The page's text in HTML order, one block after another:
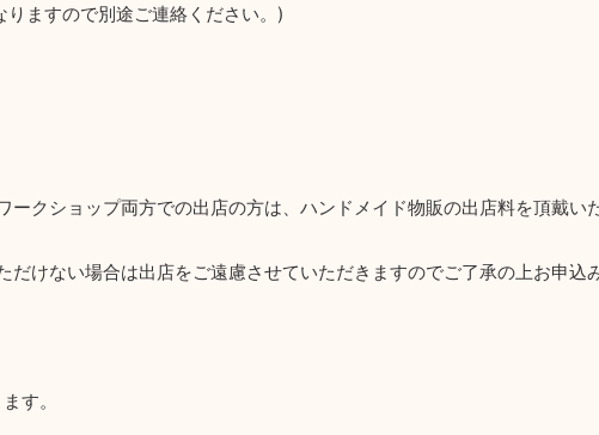
りますので別途ご連絡ください。)
ークショップ両方での出店の方は、ハンドメイド物販の出店料を頂戴い
だけない場合は出店をご遠慮させていただきますのでご了承の上お申込
す。